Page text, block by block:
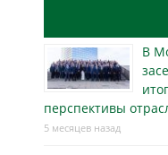
В
перспективы
5 месяцев назад